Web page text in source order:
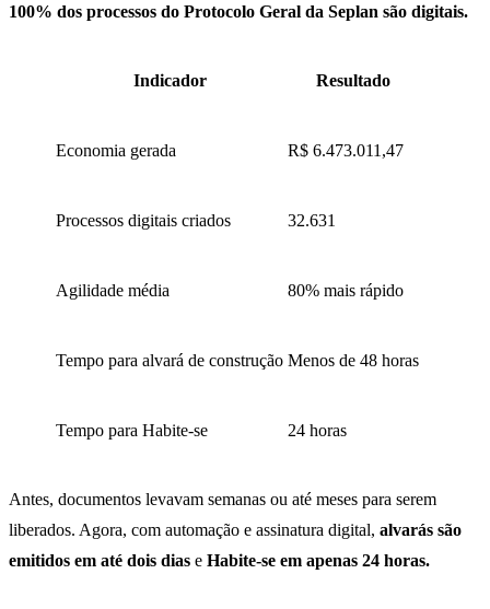
100% dos processos do Protocolo Geral da Seplan são digitais.
Indicador Resultado
Economia gerada R$ 6.473.011,47
Processos digitais criados 32.631
Agilidade média 80% mais rápido
Tempo para alvará de construção Menos de 48 horas
Tempo para Habite-se 24 horas
Antes, documentos levavam semanas ou até meses para serem
liberados. Agora, com automação e assinatura digital, alvarás são
emitidos em até dois dias e Habite-se em apenas 24 horas.